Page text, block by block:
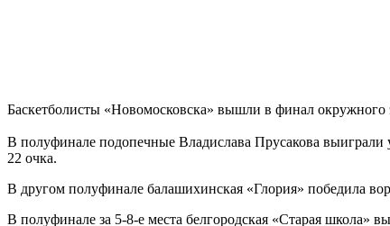
Баскетболисты «Новомосковска» вышли в финал
В полуфинале подопечные Владислава Прусакова
22 очка.
В другом полуфинале балашихинская «Глория» победила
В полуфинале за 5-8-е места белгородская «Старая школа»